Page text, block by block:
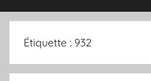
Étiquette : 932